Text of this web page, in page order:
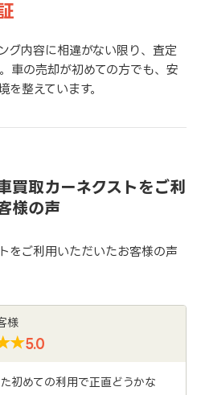
グ内容に相違がない限り、査定
車の売却が初めての方でも、安
整えています。
買取カーネクストをご利
様の声
をご利用いただいたお客様の声
様
5.0
初めての利用で正直どうかな